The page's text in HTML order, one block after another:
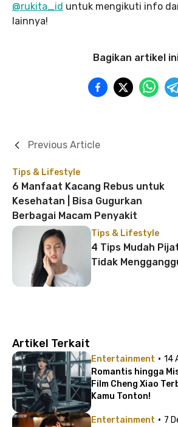
@rukita_id untuk mengikuti info
lainnya!
Bagikan artikel
Tips & Lifestyle
6 Manfaat Kacang Rebus untuk
Kesehatan | Bisa Gugurkan
Berbagai Macam Penyakit
Previous Article
Tips & Lifestyle
4 Tips Mudah
Tidak
Artikel Terkait
Entertainment · 14
Romantis hingga
Film Cheng Xiao
Kamu Tonton!
Entertainment · 7